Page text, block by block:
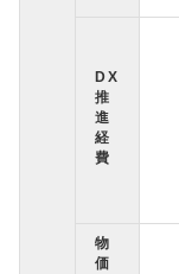
DX
推
進
経
費
物
価